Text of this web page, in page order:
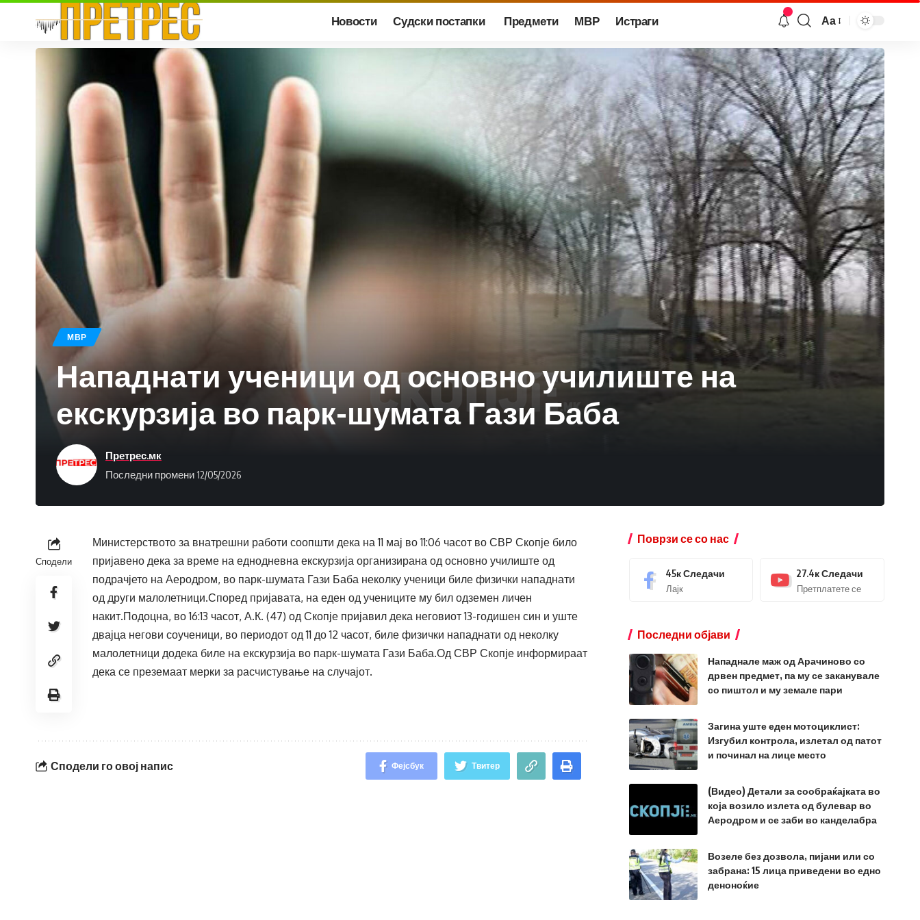
Новости Судски постапки Предмети МВР Истраги Аа
МВР
Нападнати ученици од основно училиште на
екскурзија во парк-шумата Гази Баба
Последни промени 12/05/2026
Претрес.мк
Сподели
Министерството за внатрешни работи соопшти дека на 11 мај во 11:06 часот во СВР Скопје било
пријавено дека за време на еднодневна екскурзија организирана од основно училиште од
подрачјето на Аеродром, во парк-шумата Гази Баба неколку ученици биле физички нападнати
од други малолетници.Според пријавата, на еден од учениците му бил одземен личен
накит.Подоцна, во 16:13 часот, А.К. (47) од Скопје пријавил дека неговиот 13-годишен син и уште
двајца негови соученици, во периодот од 11 до 12 часот, биле физички нападнати од неколку
малолетници додека биле на екскурзија во парк-шумата Гази Баба.Од СВР Скопје информираат
дека се преземаат мерки за расчистување на случајот.
Сподели го овој напис Фејсбук Твитер
Поврзи се со нас
45кСледачи
Лајк
27.4кСледачи
Претплатете се
Последни објави
Нападнале маж од Арачиново со
дрвен предмет, па му се заканувале
со пиштол и му земале пари
Загина уште еден мотоциклист:
Изгубил контрола, излетал од патот
и починал на лице место
(Видео) Детали за сообраќајката во
која возило излета од булевар во
Аеродром и се заби во канделабра
Возеле без дозвола, пијани или со
забрана: 15 лица приведени во едно
деноноќие